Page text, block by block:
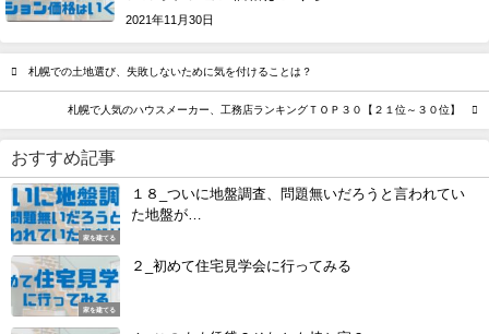
2021年11月30日
札幌での土地選び、失敗しないために気を付けることは？
札幌で人気のハウスメーカー、工務店ランキングＴＯＰ３０【２１位～３０位】
おすすめ記事
家を建てる
１８_ついに地盤調査、問題無いだろうと言われてい
た地盤が…
家を建てる
２_初めて住宅見学会に行ってみる